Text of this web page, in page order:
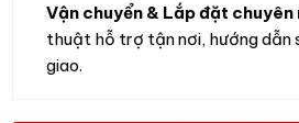
Vận chuyển & Lắp đặt chuyên
thuật hỗ trợ tận nơi, hướng dẫn
giao.